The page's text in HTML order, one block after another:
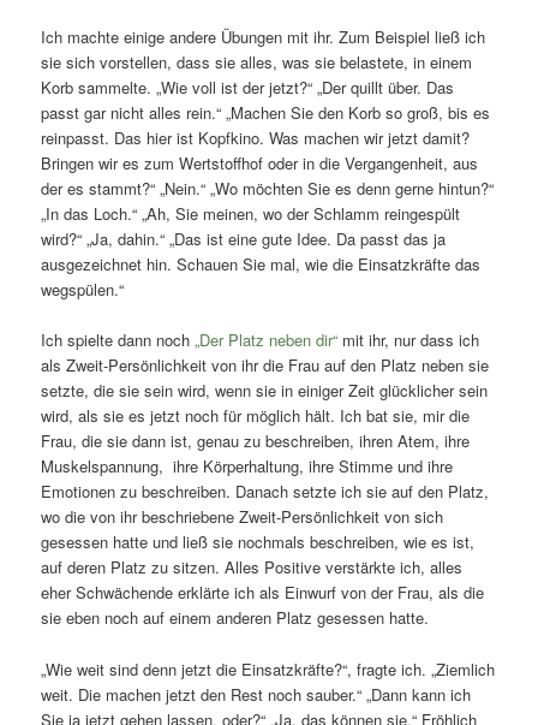
Ich machte einige andere Übungen mit ihr. Zum Beispiel ließ ich
sie sich vorstellen, dass sie alles, was sie belastete, in einem
Korb sammelte. „Wie voll ist der jetzt?“ „Der quillt über. Das
passt gar nicht alles rein.“ „Machen Sie den Korb so groß, bis es
reinpasst. Das hier ist Kopfkino. Was machen wir jetzt damit?
Bringen wir es zum Wertstoffhof oder in die Vergangenheit, aus
der es stammt?“ „Nein.“ „Wo möchten Sie es denn gerne hintun?“
„In das Loch.“ „Ah, Sie meinen, wo der Schlamm reingespült
wird?“ „Ja, dahin.“ „Das ist eine gute Idee. Da passt das ja
ausgezeichnet hin. Schauen Sie mal, wie die Einsatzkräfte das
wegspülen.“
Ich spielte dann noch„Der Platz neben dir“ mit ihr, nur dass ich
als Zweit-Persönlichkeit von ihr die Frau auf den Platz neben sie
setzte, die sie sein wird, wenn sie in einiger Zeit glücklicher sein
wird, als sie es jetzt noch für möglich hält. Ich bat sie, mir die
Frau, die sie dann ist, genau zu beschreiben, ihren Atem, ihre
Muskelspannung, ihre Körperhaltung, ihre Stimme und ihre
Emotionen zu beschreiben. Danach setzte ich sie auf den Platz,
wo die von ihr beschriebene Zweit-Persönlichkeit von sich
gesessen hatte und ließ sie nochmals beschreiben, wie es ist,
auf deren Platz zu sitzen. Alles Positive verstärkte ich, alles
eher Schwächende erklärte ich als Einwurf von der Frau, als die
sie eben noch auf einem anderen Platz gesessen hatte.
„Wie weit sind denn jetzt die Einsatzkräfte?“, fragte ich. „Ziemlich
weit. Die machen jetzt den Rest noch sauber.“ „Dann kann ich
Sie ja jetzt gehen lassen, oder?“ „Ja, das können sie.“ Fröhlich